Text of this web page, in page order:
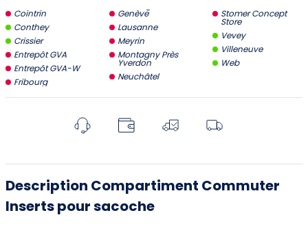
Cointrin
Conthey
Crissier
Entrepôt GVA
Entrepôt GVA-W
Fribourg
Genève
Lausanne
Meyrin
Montagny Près
Yverdon
Neuchâtel
Stomer Concept
Store
Vevey
Villeneuve
Web
Description Compartiment Commuter
Inserts pour sacoche